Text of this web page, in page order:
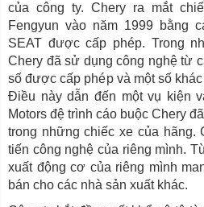
của công ty. Chery ra mắt
Fengyun vào năm 1999 bằng
SEAT được cấp phép. Trong
Chery đã sử dụng công nghệ từ
số được cấp phép và một số
Điều này dẫn đến một vụ kiện
Motors đệ trình cáo buộc Chery
trong những chiếc xe của hãng.
tiến công nghệ của riêng mình.
xuất động cơ của riêng mình
bán cho các nhà sản xuất khác.